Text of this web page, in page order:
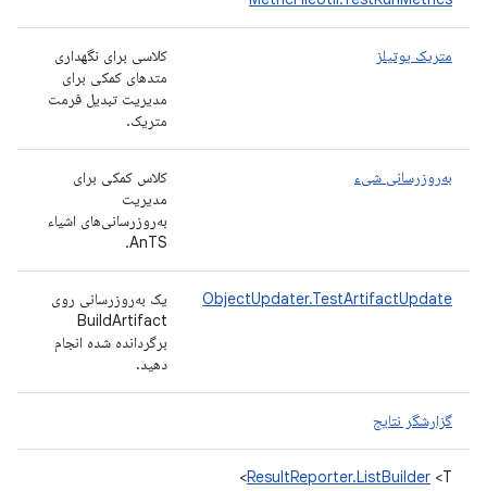
متریک یوتیلز
کلاسی برای نگهداری
متدهای کمکی برای
مدیریت تبدیل فرمت
متریک.
به‌روزرسانی شیء
کلاس کمکی برای
مدیریت
به‌روزرسانی‌های اشیاء
AnTS.
ObjectUpdater.TestArtifactUpdate
یک به‌روزرسانی روی
BuildArtifact
برگردانده شده انجام
دهید.
گزارشگر نتایج
ResultReporter.ListBuilder <T>